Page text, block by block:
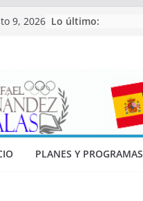
9, 2026 Lo último:
PLANES Y PROGRAMAS